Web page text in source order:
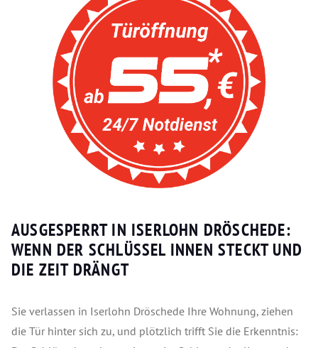
AUSGESPERRT IN ISERLOHN DRÖSCHEDE:
WENN DER SCHLÜSSEL INNEN STECKT UND
DIE ZEIT DRÄNGT
Sie verlassen in Iserlohn Dröschede Ihre Wohnung, ziehen
die Tür hinter sich zu, und plötzlich trifft Sie die Erkenntnis: